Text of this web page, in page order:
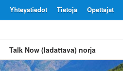
Opettajat
Tietoja
Yhteystiedot
Talk Now (ladattava) norja